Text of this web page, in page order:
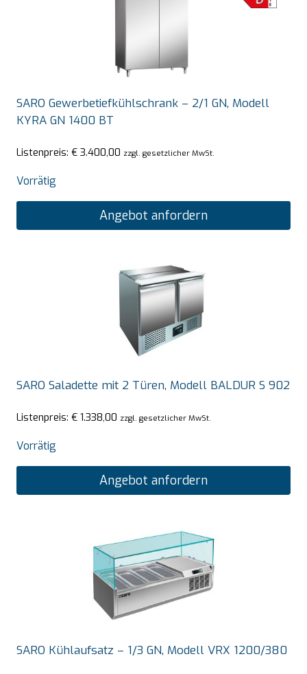
SARO Gewerbetiefkühlschrank – 2/1 GN, Modell
KYRA GN 1400 BT
Listenpreis: € 3.400,00 zzgl. gesetzlicher MwSt.
Vorrätig
Angebot anfordern
SARO Saladette mit 2 Türen, Modell BALDUR S 902
Listenpreis: € 1.338,00 zzgl. gesetzlicher MwSt.
Vorrätig
Angebot anfordern
SARO Kühlaufsatz – 1/3 GN, Modell VRX 1200/380